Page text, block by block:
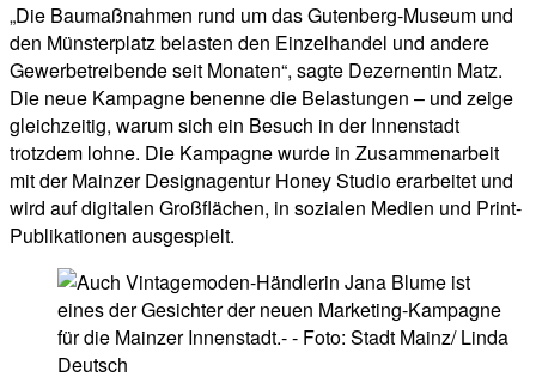
„Die Baumaßnahmen rund um das Gutenberg-Museum und
den Münsterplatz belasten den Einzelhandel und andere
Gewerbetreibende seit Monaten“, sagte Dezernentin Matz.
Die neue Kampagne benenne die Belastungen – und zeige
gleichzeitig, warum sich ein Besuch in der Innenstadt
trotzdem lohne. Die Kampagne wurde in Zusammenarbeit
mit der Mainzer Designagentur Honey Studio erarbeitet und
wird auf digitalen Großflächen, in sozialen Medien und Print-
Publikationen ausgespielt.